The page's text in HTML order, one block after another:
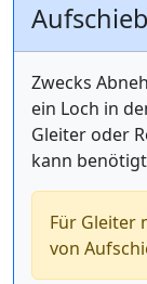
Zwecks
ein Loch in
Gleiter oder
kann
Für Gleiter
von